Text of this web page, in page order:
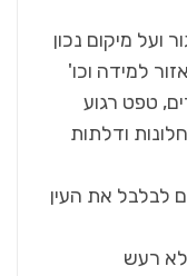
ועל מיקום נכון
למידה וכו'
טפט רגוע
ודלתות
לבלבל את העין
רעש